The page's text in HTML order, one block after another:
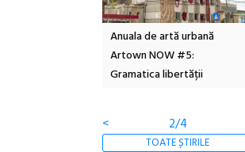
Anuala de artă urbană
Artown NOW #5:
Gramatica libertății
< 2/4
TOATE ȘTIRILE